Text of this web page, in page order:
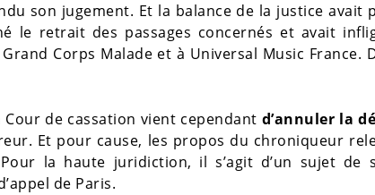
son jugement. Et la balance de la justice avait
le retrait des passages concernés et avait
Corps Malade et à Universal Music France.
de cassation vient cependant d’annuler la
Et pour cause, les propos du chroniqueur
la haute juridiction, il s’agit d’un sujet de
de Paris.